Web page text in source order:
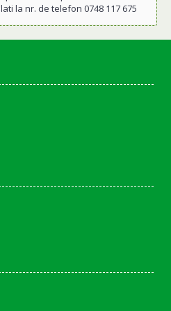
la nr. de telefon 0748 117 675